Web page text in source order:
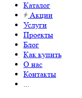
Каталог
Акции
Услуги
Проекты
Блог
Как купить
О нас
Контакты
...